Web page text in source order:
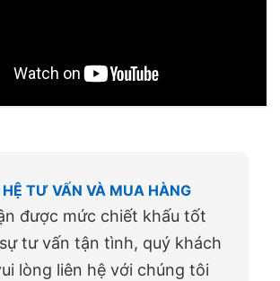
HỆ TƯ VẤN VÀ MUA HÀNG
được mức chiết khấu tốt
tư vấn tận tình, quý khách
lòng liên hệ với chúng tôi